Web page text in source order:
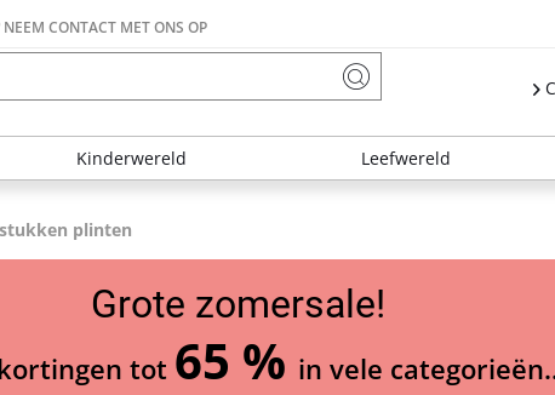
CONTACT MET ONS OP
Kinderwereld Leefwereld
plinten
Grote zomersale!
tot 65 % in vele